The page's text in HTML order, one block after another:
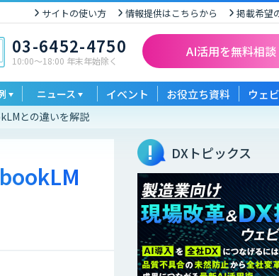
サイトの使い方 情報提供はこちらから 掲載希望
03-6452-4750
10:00〜18:00 年末年始除く
AI活用を無料相談
ニュース イベント お役立ち資料 ウェ
との違いを解説
DXトピックス